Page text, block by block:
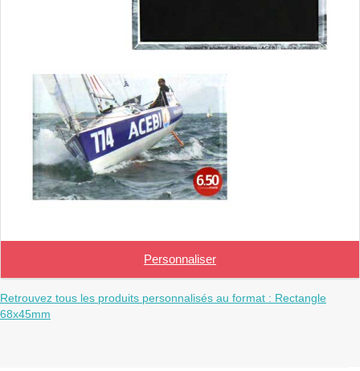
Personnaliser
Retrouvez tous les produits personnalisés au format : Rectangle
68x45mm